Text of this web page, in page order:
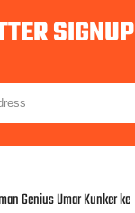
SIGNUP
Genius Umar Kunker ke